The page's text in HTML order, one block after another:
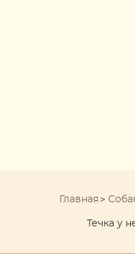
Главная
Течка у